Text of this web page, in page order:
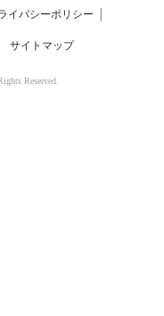
イバシーポリシー
サイトマップ
Reserved.